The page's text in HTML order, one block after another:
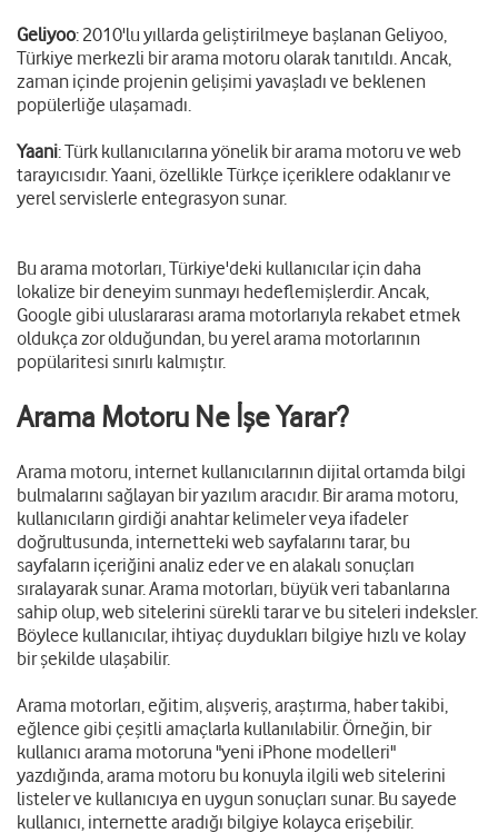
Geliyoo: 2010'lu yıllarda geliştirilmeye başlanan Geliyoo,
Türkiye merkezli bir arama motoru olarak tanıtıldı. Ancak,
zaman içinde projenin gelişimi yavaşladı ve beklenen
popülerliğe ulaşamadı.
Yaani: Türk kullanıcılarına yönelik bir arama motoru ve web
tarayıcısıdır. Yaani, özellikle Türkçe içeriklere odaklanır ve
yerel servislerle entegrasyon sunar.
Bu arama motorları, Türkiye'deki kullanıcılar için daha
lokalize bir deneyim sunmayı hedeflemişlerdir. Ancak,
Google gibi uluslararası arama motorlarıyla rekabet etmek
oldukça zor olduğundan, bu yerel arama motorlarının
popülaritesi sınırlı kalmıştır.
Arama Motoru Ne İşe Yarar?
Arama motoru, internet kullanıcılarının dijital ortamda bilgi
bulmalarını sağlayan bir yazılım aracıdır. Bir arama motoru,
kullanıcıların girdiği anahtar kelimeler veya ifadeler
doğrultusunda, internetteki web sayfalarını tarar, bu
sayfaların içeriğini analiz eder ve en alakalı sonuçları
sıralayarak sunar. Arama motorları, büyük veri tabanlarına
sahip olup, web sitelerini sürekli tarar ve bu siteleri indeksler.
Böylece kullanıcılar, ihtiyaç duydukları bilgiye hızlı ve kolay
bir şekilde ulaşabilir.
Arama motorları, eğitim, alışveriş, araştırma, haber takibi,
eğlence gibi çeşitli amaçlarla kullanılabilir. Örneğin, bir
kullanıcı arama motoruna "yeni iPhone modelleri"
yazdığında, arama motoru bu konuyla ilgili web sitelerini
listeler ve kullanıcıya en uygun sonuçları sunar. Bu sayede
kullanıcı, internette aradığı bilgiye kolayca erişebilir.